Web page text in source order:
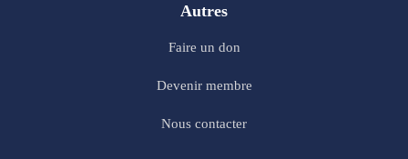
Autres
Faire un don
Devenir membre
Nous contacter